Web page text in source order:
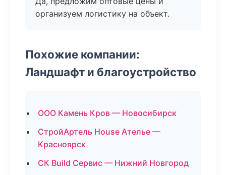
организуем логистику на объект.
Похожие компании:
Ландшафт и благоустройство
ООО Камень Кров — Новосибирск
СтройАртель House Ателье —
Красноярск
СК Build Сервис — Нижний Новгород